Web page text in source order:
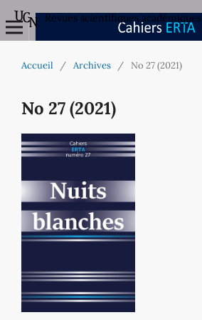
Revues scientifiques académiques
Accueil / Archives / No 27 (2021)
No 27 (2021)